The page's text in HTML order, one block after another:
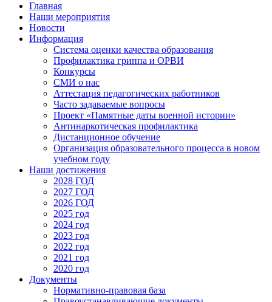
Главная
Наши мероприятия
Новости
Информация
Система оценки качества образования
Профилактика гриппа и ОРВИ
Конкурсы
СМИ о нас
Аттестация педагогических работников
Часто задаваемые вопросы
Проект «Памятные даты военной истории»
Антинаркотическая профилактика
Дистанционное обучение
Организация образовательного процесса в новом
учебном году
Наши достижения
2028 ГОД
2027 ГОД
2026 ГОД
2025 год
2024 год
2023 год
2022 год
2021 год
2020 год
Документы
Нормативно-правовая база